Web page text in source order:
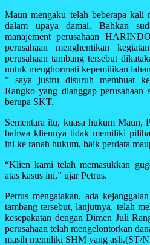
Maun mengaku telah beberapa kali
dalam upaya damai. Bahkan
manajement perusahaan
perusahaan menghentikan
perusahaan tambang tersebut
untuk menghormati kepemilikan
” saya justru disuruh membuat
Rangko yang dianggap perusahaan
berupa SKT.
Sementara itu, kuasa hukum Maun,
bahwa kliennya tidak memiliki
ini ke ranah hukum, baik perdata
“Klien kami telah memasukkan
atas kasus ini,” ujar Petrus.
Petrus mengatakan, ada
tambang tersebut, lanjutnya, telah
kesepakatan dengan Dimen Juli
perusahaan telah mengelontorkan
masih memiliki SHM yang asli.(ST/